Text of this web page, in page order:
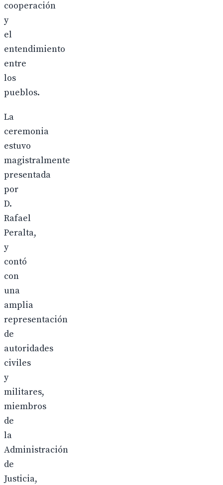
cooperación
y
el
entendimiento
entre
los
pueblos.
La
ceremonia
estuvo
magistralmente
presentada
por
D.
Rafael
Peralta,
y
contó
con
una
amplia
representación
de
autoridades
civiles
y
militares,
miembros
de
la
Administración
de
Justicia,